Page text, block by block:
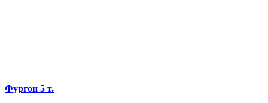
Фургон 5 т.